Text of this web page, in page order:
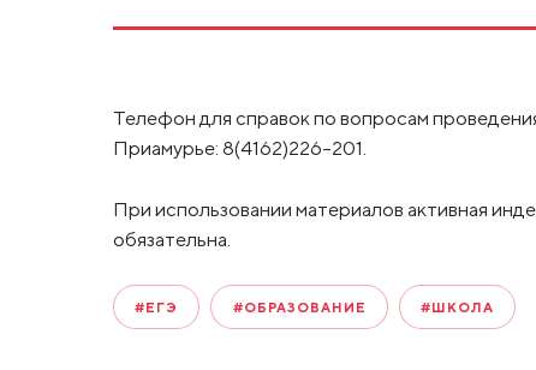
Телефон для справок по вопросам
Приамурье: 8(4162)226-201.
При использовании материалов активная
обязательна.
#ЕГЭ #ОБРАЗОВАНИЕ #ШКОЛА